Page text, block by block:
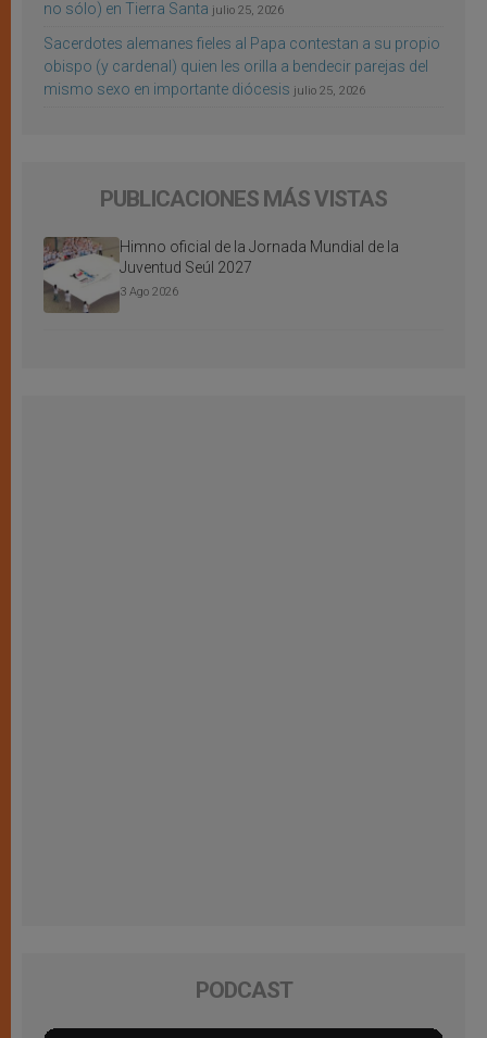
no sólo) en Tierra Santa julio 25, 2026
Sacerdotes alemanes fieles al Papa contestan a su propio
obispo (y cardenal) quien les orilla a bendecir parejas del
mismo sexo en importante diócesis julio 25, 2026
PUBLICACIONES MÁS VISTAS
Himno oficial de la Jornada Mundial de la
Juventud Seúl 2027
3 Ago 2026
PODCAST